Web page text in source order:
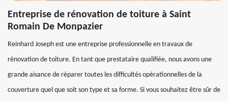
Entreprise de rénovation de toiture à Saint
Romain De Monpazier
Reinhard Joseph est une entreprise professionnelle en travaux de
rénovation de toiture. En tant que prestataire qualifiée, nous avons une
grande aisance de réparer toutes les difficultés opérationnelles de la
couverture quel que soit son type et sa forme. Si vous souhaitez être sûr de